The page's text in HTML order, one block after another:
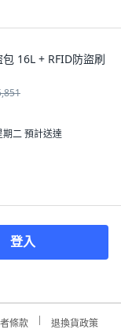
16L + RFID防盜刷
期二預計送達
登入
條款 退換貨政策